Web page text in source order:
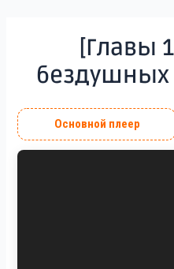
シ
[Главы
бездушных
Основной плеер